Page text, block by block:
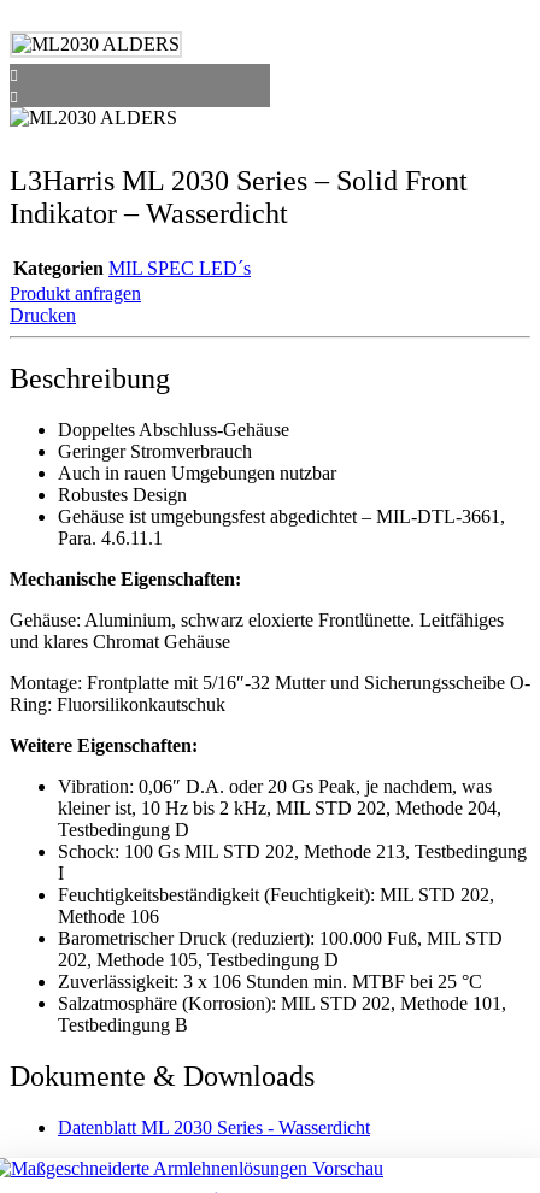
L3Harris ML 2030 Series – Solid Front
Indikator – Wasserdicht
Kategorien MIL SPEC LED´s
Produkt anfragen
Drucken
Beschreibung
Doppeltes Abschluss-Gehäuse
Geringer Stromverbrauch
Auch in rauen Umgebungen nutzbar
Robustes Design
Gehäuse ist umgebungsfest abgedichtet – MIL-DTL-3661,
Para. 4.6.11.1
Mechanische Eigenschaften:
Gehäuse: Aluminium, schwarz eloxierte Frontlünette. Leitfähiges
und klares Chromat Gehäuse
Montage: Frontplatte mit 5/16″-32 Mutter und Sicherungsscheibe O-
Ring: Fluorsilikonkautschuk
Weitere Eigenschaften:
Vibration: 0,06″ D.A. oder 20 Gs Peak, je nachdem, was
kleiner ist, 10 Hz bis 2 kHz, MIL STD 202, Methode 204,
Testbedingung D
Schock: 100 Gs MIL STD 202, Methode 213, Testbedingung
I
Feuchtigkeitsbeständigkeit (Feuchtigkeit): MIL STD 202,
Methode 106
Barometrischer Druck (reduziert): 100.000 Fuß, MIL STD
202, Methode 105, Testbedingung D
Zuverlässigkeit: 3 x 106 Stunden min. MTBF bei 25 °C
Salzatmosphäre (Korrosion): MIL STD 202, Methode 101,
Testbedingung B
Dokumente & Downloads
Datenblatt ML 2030 Series - Wasserdicht